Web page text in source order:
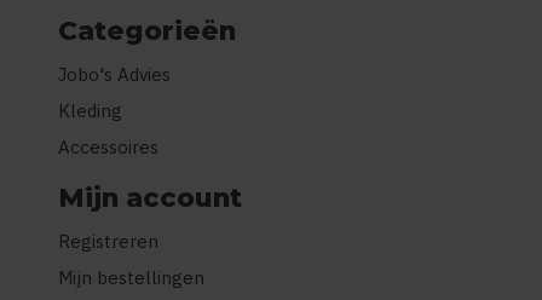
Categorieën
Jobo's Advies
Kleding
Accessoires
Mijn account
Registreren
Mijn bestellingen